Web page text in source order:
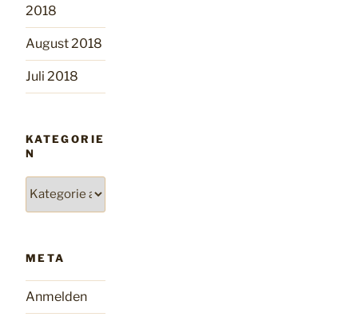
2018
August 2018
Juli 2018
KATEGORIE
N
META
Anmelden